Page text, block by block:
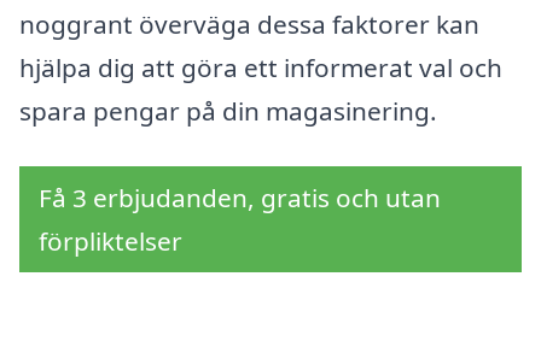
noggrant överväga dessa faktorer kan
hjälpa dig att göra ett informerat val och
spara pengar på din magasinering.
Få 3 erbjudanden, gratis och utan
förpliktelser